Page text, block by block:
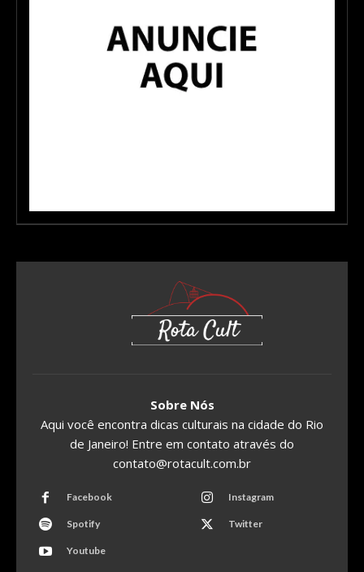
Sobre Nós
Aqui você encontra dicas culturais na cidade do Rio
de Janeiro! Entre em contato através do
contato@rotacult.com.br
Facebook Instagram
Spotify Twitter
Youtube